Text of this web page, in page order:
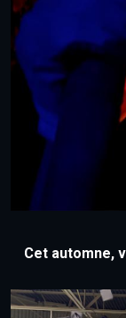
Cet automne,